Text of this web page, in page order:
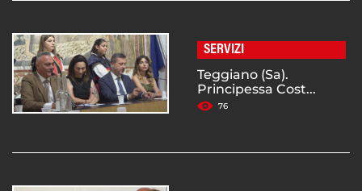
SERVIZI
Teggiano (Sa).
Principessa Cost...
76